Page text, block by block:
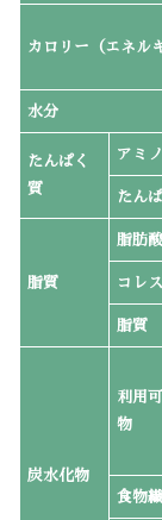
カロリー（エネル
水分
たんぱく
質
アミ
たん
脂質
脂肪
コレ
脂質
炭水化物
利用
物
食物